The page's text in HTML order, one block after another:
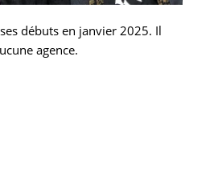
débuts en janvier 2025. Il
agence.